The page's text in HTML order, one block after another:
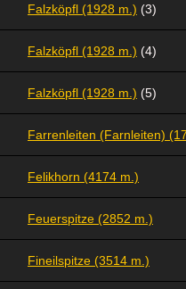
Falzköpfl (1928 m.) (3)
Falzköpfl (1928 m.) (4)
Falzköpfl (1928 m.) (5)
Farrenleiten (Farnleiten)
Felikhorn (4174 m.)
Feuerspitze (2852 m.)
Fineilspitze (3514 m.)